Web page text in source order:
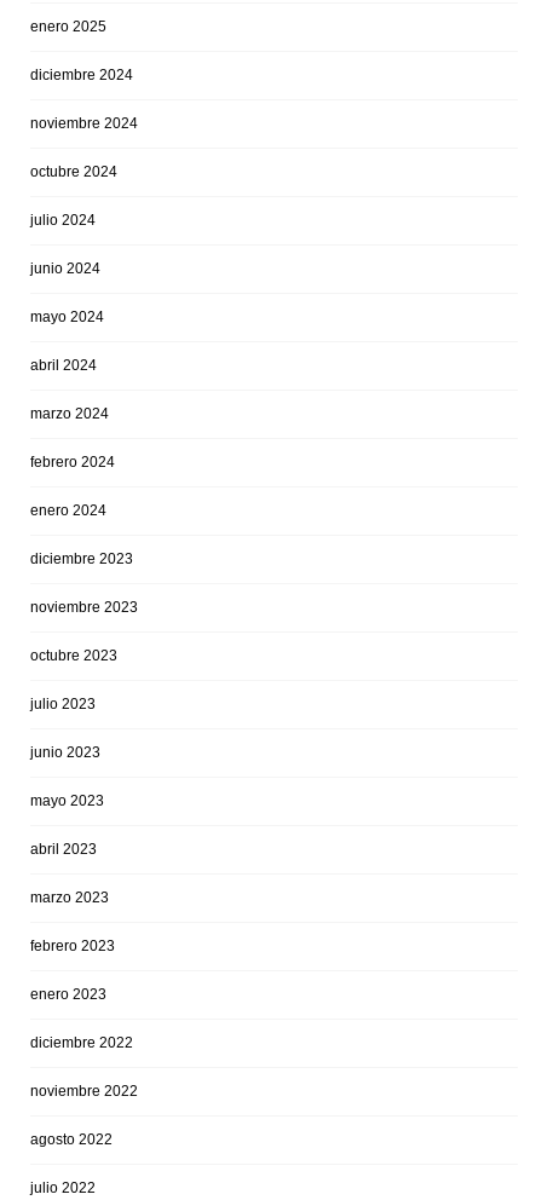
enero 2025
diciembre 2024
noviembre 2024
octubre 2024
julio 2024
junio 2024
mayo 2024
abril 2024
marzo 2024
febrero 2024
enero 2024
diciembre 2023
noviembre 2023
octubre 2023
julio 2023
junio 2023
mayo 2023
abril 2023
marzo 2023
febrero 2023
enero 2023
diciembre 2022
noviembre 2022
agosto 2022
julio 2022